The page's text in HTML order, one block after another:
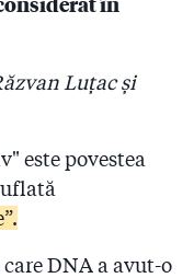
șeful celor doi
pe baza căreia se
penal cu
cauzal al
Cum
Luțac și
este povestea
DNA a avut-o